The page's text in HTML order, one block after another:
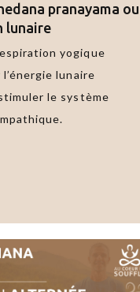
pranayama ou
lunaire
yogique
lunaire
le système